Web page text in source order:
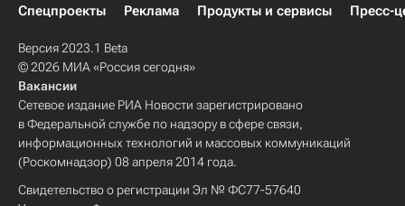
Спецпроекты
Реклама Продукты и сервисы Пресс-
Версия 2023.1 Beta
© 2026 МИА «Россия сегодня»
Вакансии
Сетевое издание РИА Новости зарегистрировано
в Федеральной службе по надзору в сфере связи,
информационных технологий и массовых коммуникаций
(Роскомнадзор) 08 апреля 2014 года.
Свидетельство о регистрации Эл № ФС77-57640